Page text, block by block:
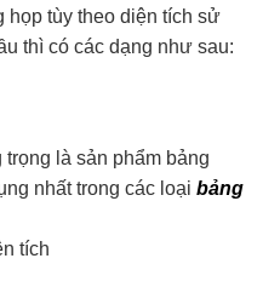
họp tùy theo diện tích sử
thì có các dạng như sau:
là sản phẩm bảng
nhất trong các loại bảng
tích